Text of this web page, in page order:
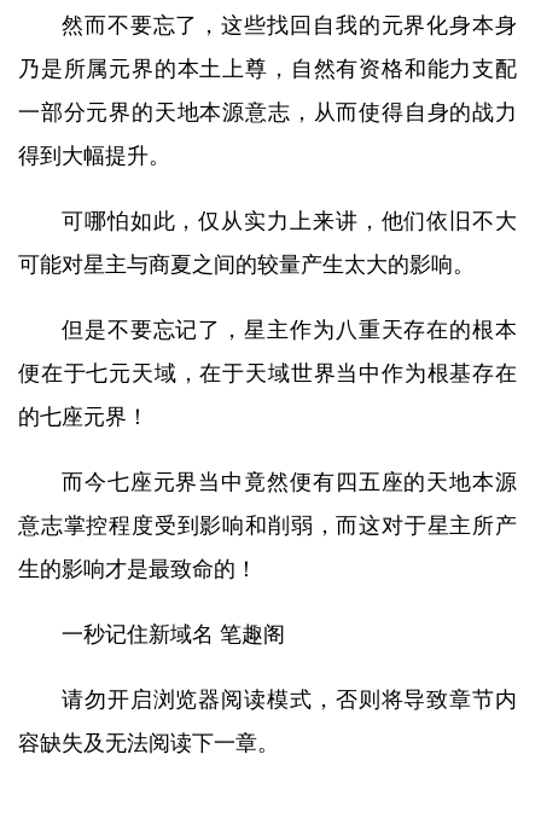
然而不要忘了，这些找回自我的元界化身本身
乃是所属元界的本土上尊，自然有资格和能力支配
一部分元界的天地本源意志，从而使得自身的战力
得到大幅提升。
可哪怕如此，仅从实力上来讲，他们依旧不大
可能对星主与商夏之间的较量产生太大的影响。
但是不要忘记了，星主作为八重天存在的根本
便在于七元天域，在于天域世界当中作为根基存在
的七座元界！
而今七座元界当中竟然便有四五座的天地本源
意志掌控程度受到影响和削弱，而这对于星主所产
生的影响才是最致命的！
一秒记住新域名 笔趣阁
请勿开启浏览器阅读模式，否则将导致章节内
容缺失及无法阅读下一章。